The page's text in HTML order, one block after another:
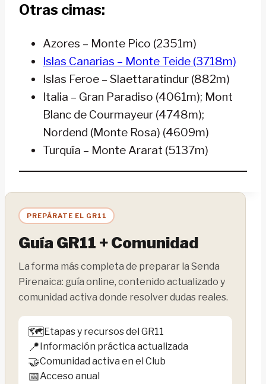
Otras cimas:
Azores – Monte Pico (2351m)
Islas Canarias – Monte Teide (3718m)
Islas Feroe – Slaettaratindur (882m)
Italia – Gran Paradiso (4061m); Mont
Blanc de Courmayeur (4748m);
Nordend (Monte Rosa) (4609m)
Turquía – Monte Ararat (5137m)
PREPÁRATE EL GR11
Guía GR11 + Comunidad
La forma más completa de preparar la Senda
Pirenaica: guía online, contenido actualizado y
comunidad activa donde resolver dudas reales.
🗺️Etapas y recursos del GR11
📍 Información práctica actualizada
🤝Comunidad activa en el Club
📅Acceso anual